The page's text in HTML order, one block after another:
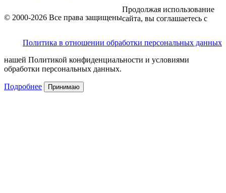
© 2000-2026 Все права защищены
Политика в отношении обработки персональных данных
Продолжая использование
сайта, вы соглашаетесь с
нашей Политикой конфиденциальности и условиями
обработки персональных данных.
Подробнее Принимаю